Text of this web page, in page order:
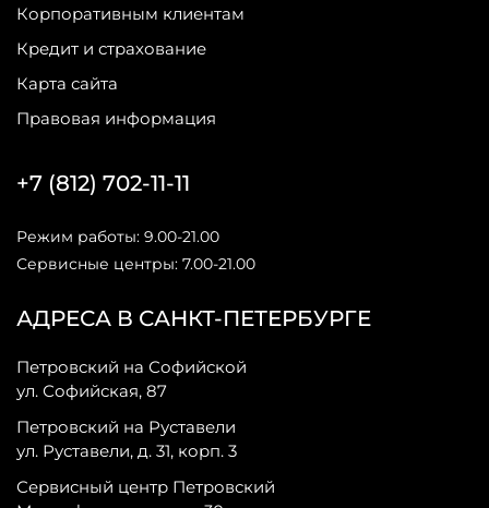
Корпоративным клиентам
Кредит и страхование
Карта сайта
Правовая информация
АДРЕСА В САНКТ-ПЕТЕРБУРГЕ
Петровский на Софийской
ул. Софийская, 87
Петровский на Руставели
ул. Руставели, д. 31, корп. 3
Сервисный центр Петровский
+7 (812) 702-11-11
Режим работы: 9.00-21.00
Сервисные центры: 7.00-21.00